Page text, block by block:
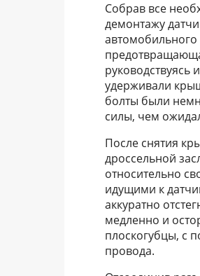
Собрав все
демонтажу
автомобильного
руководствуясь
удерживали
болты были
силы, чем
После снятия
дроссельной
относительно
идущими к
аккуратно
медленно и
плоскогубцы, с
провода.